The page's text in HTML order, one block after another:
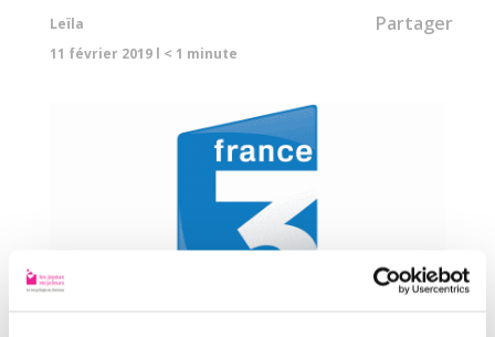
Leïla
11 février 2019l < 1 minute
Partager